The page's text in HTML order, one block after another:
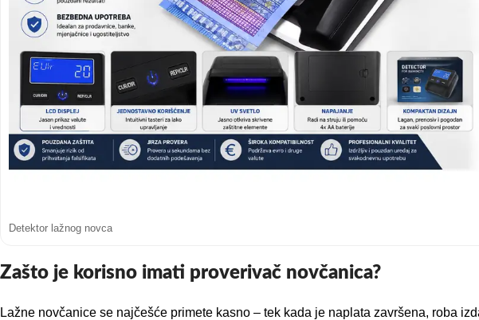
Detektor lažnog novca
Zašto je korisno imati proverivač novčanica?
Lažne novčanice se najčešće primete kasno – tek kada je naplata završena, roba